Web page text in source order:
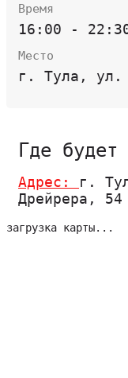
Время
16:00 -
Место
г. Тула, ул.
Где будет
Адрес: г.
Дрейрера, 54
загрузка карты...